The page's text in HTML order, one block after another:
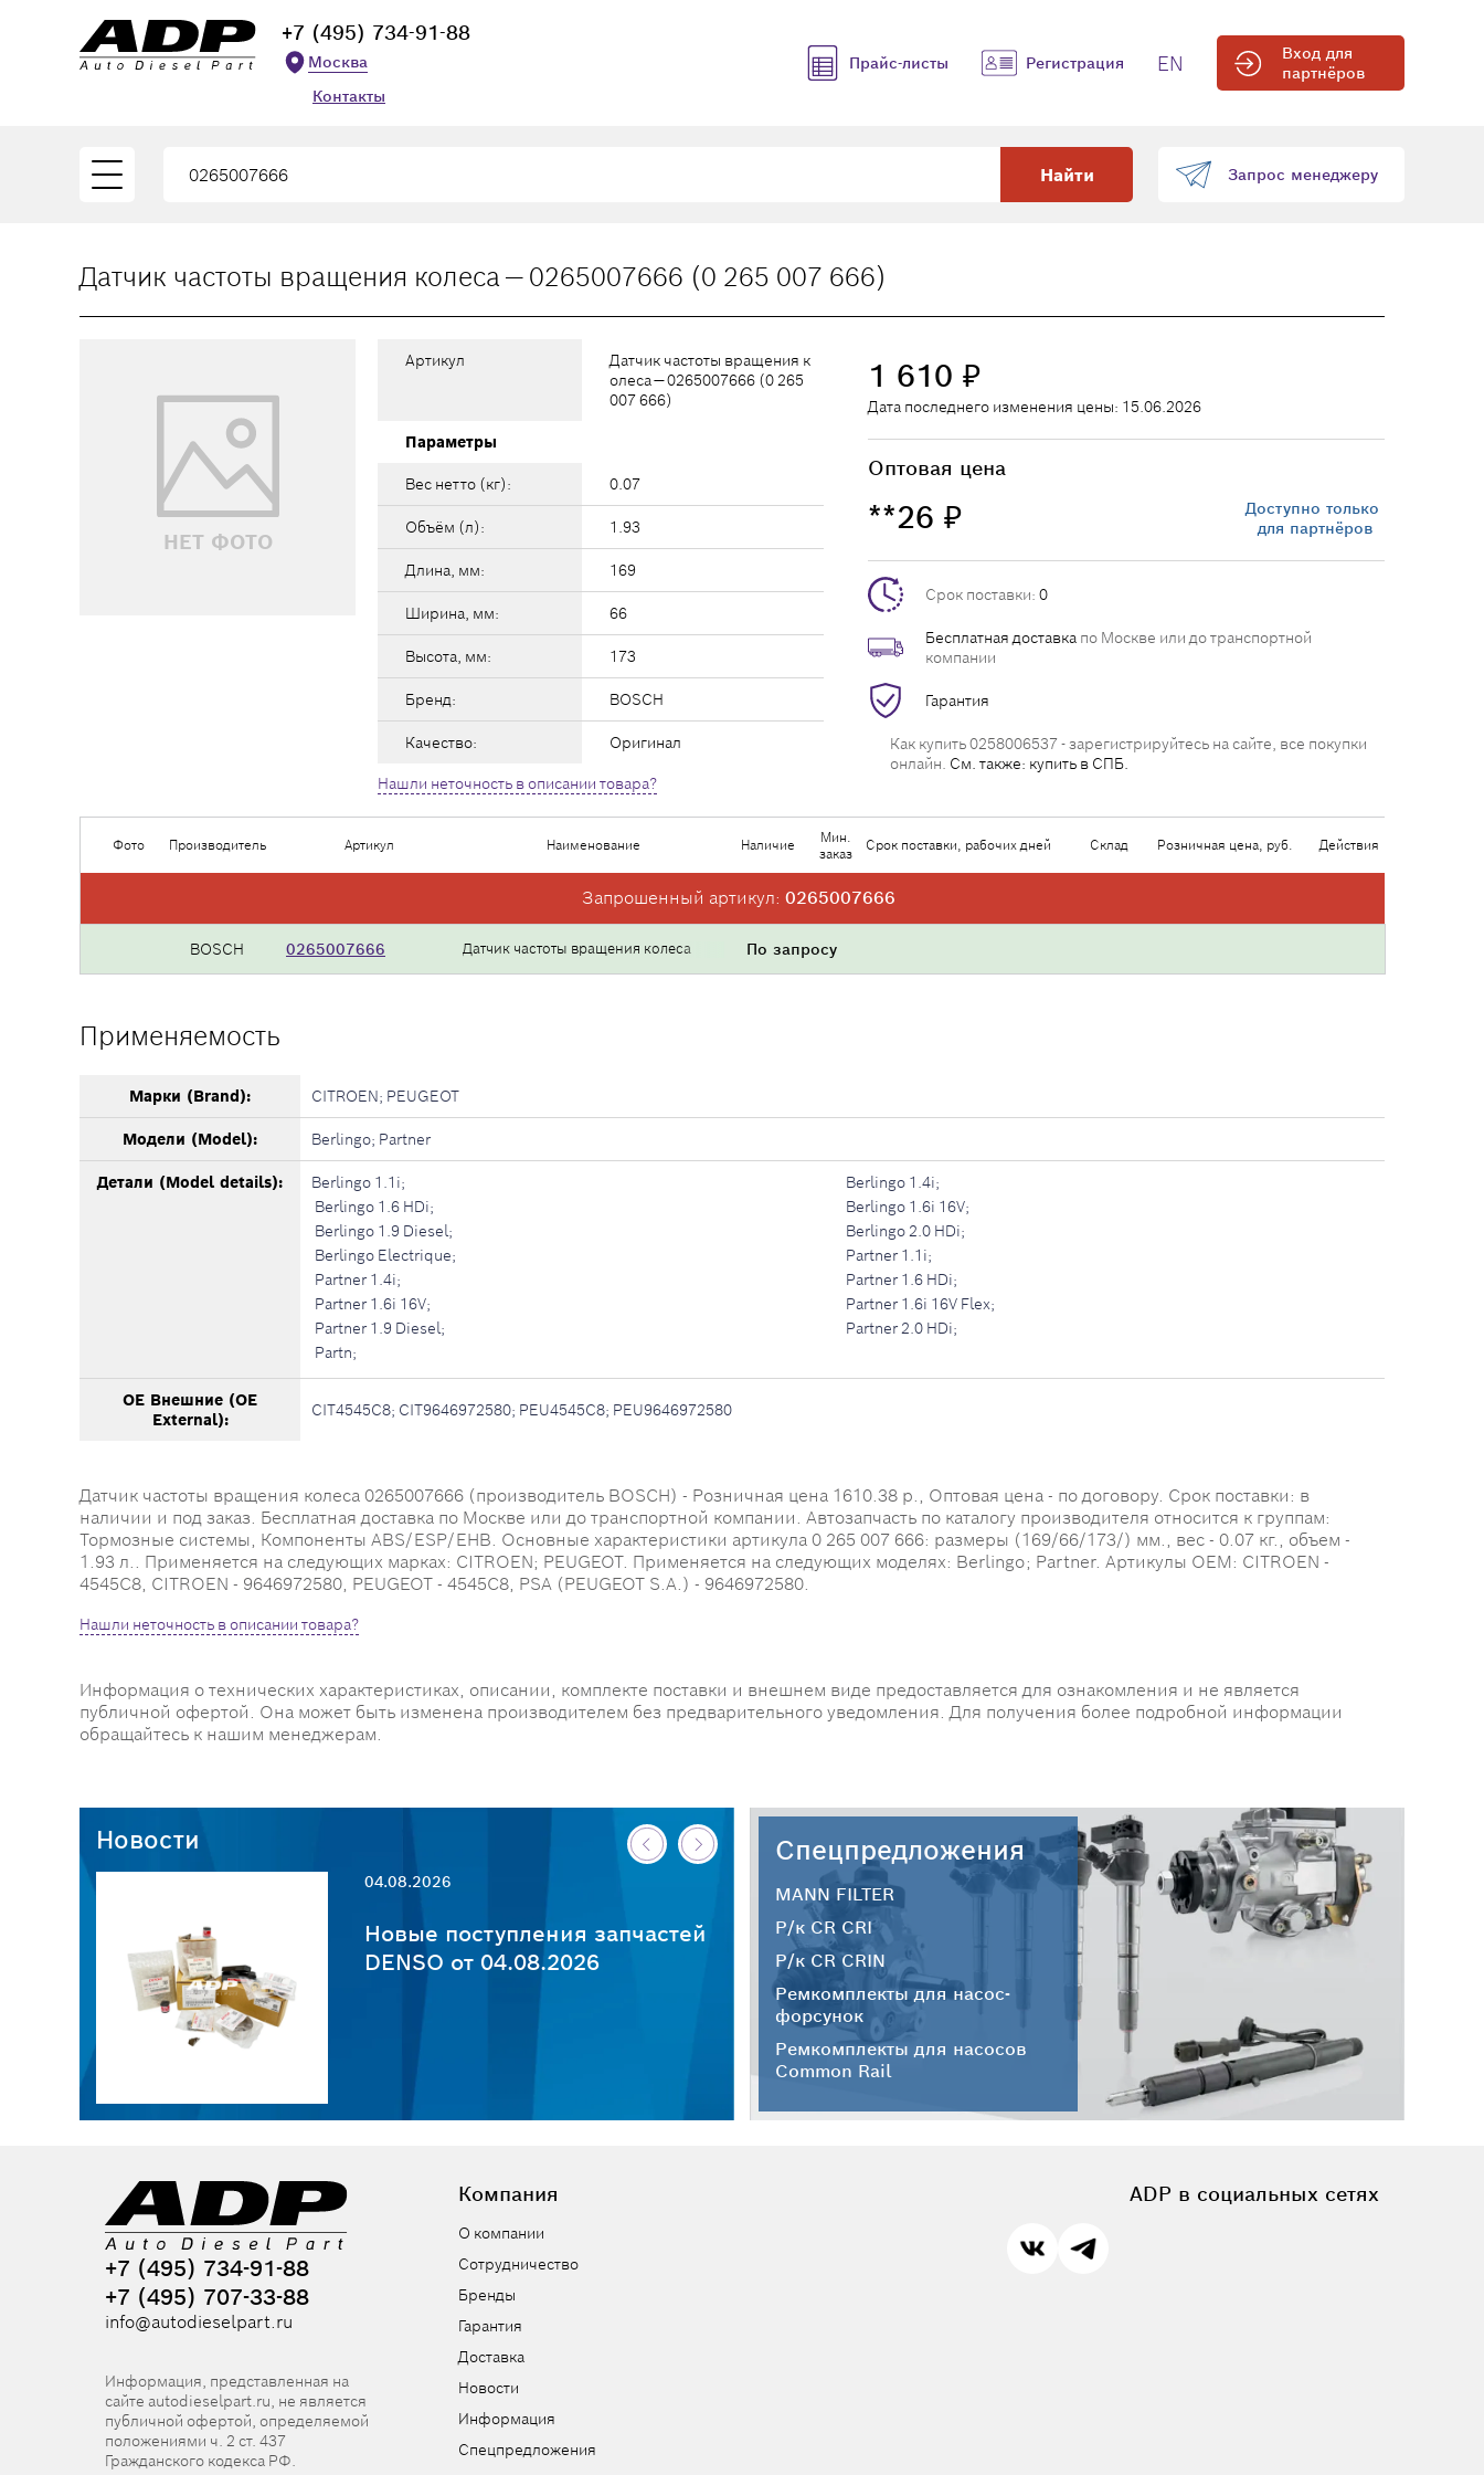
+7 (495) 734-91-88
Москва
Контакты
Прайс-листы Регистрация EN
Вход для
партнёров
Найти Запрос менеджеру
Датчик частоты вращения колеса — 0265007666 (0 265 007 666)
НЕТ ФОТО
Артикул
Датчик частоты вращения к
олеса — 0265007666 (0 265
007 666)
Параметры
Вес нетто (кг): 0.07
Объём (л): 1.93
Длина, мм: 169
Ширина, мм: 66
Высота, мм: 173
Бренд: BOSCH
Качество: Оригинал
Нашли неточность в описании товара?
1 610 ₽
Дата последнего изменения цены: 15.06.2026
Оптовая цена
**26 ₽
Доступно только
для партнёров
Срок поставки: 0
Бесплатная доставка по Москве или до транспортной
компании
Гарантия
Как купить 0258006537 - зарегистрируйтесь на сайте, все покупки
онлайн. См. также: купить в СПБ.
Фото Производитель Артикул Наименование Наличие
Мин.
заказ
Срок поставки, рабочих дней Склад Розничная цена, руб. Действия
Запрошенный артикул: 0265007666
BOSCH 0265007666 Датчик частоты вращения колеса По запросу
Применяемость
Марки (Brand): CITROEN; PEUGEOT
Модели (Model): Berlingo; Partner
Детали (Model details): Berlingo 1.1i;
Berlingo 1.4i;
Berlingo 1.6 HDi;
Berlingo 1.6i 16V;
Berlingo 1.9 Diesel;
Berlingo 2.0 HDi;
Berlingo Electrique;
Partner 1.1i;
Partner 1.4i;
Partner 1.6 HDi;
Partner 1.6i 16V;
Partner 1.6i 16V Flex;
Partner 1.9 Diesel;
Partner 2.0 HDi;
Partn;
OE Внешние (OE
External):
CIT4545C8; CIT9646972580; PEU4545C8; PEU9646972580
Датчик частоты вращения колеса 0265007666 (производитель BOSCH) - Розничная цена 1610.38 р., Оптовая цена - по договору. Срок поставки: в
наличии и под заказ. Бесплатная доставка по Москве или до транспортной компании. Автозапчасть по каталогу производителя относится к группам:
Тормозные системы, Компоненты ABS/ESP/EHB. Основные характеристики артикула 0 265 007 666: размеры (169/66/173/) мм., вес - 0.07 кг., объем -
1.93 л.. Применяется на следующих марках: CITROEN; PEUGEOT. Применяется на следующих моделях: Berlingo; Partner. Артикулы OEM: CITROEN -
4545C8, CITROEN - 9646972580, PEUGEOT - 4545C8, PSA (PEUGEOT S.A.) - 9646972580.
Нашли неточность в описании товара?
Информация о технических характеристиках, описании, комплекте поставки и внешнем виде предоставляется для ознакомления и не является
публичной офертой. Она может быть изменена производителем без предварительного уведомления. Для получения более подробной информации
обращайтесь к нашим менеджерам.
Новости
04.08.2026
Новые поступления запчастей
DENSO от 04.08.2026
30.07.2026
Новые поступления запчастей
HC-CARGO от 30.07.2026
Спецпредложения
MANN FILTER
Р/к CR CRI
Р/к CR CRIN
Ремкомплекты для насос-
форсунок
Ремкомплекты для насосов
Common Rail
+7 (495) 734-91-88
+7 (495) 707-33-88
info@autodieselpart.ru
Информация, представленная на
сайте autodieselpart.ru, не является
публичной офертой, определяемой
положениями ч. 2 ст. 437
Гражданского кодекса РФ.
Компания
О компании
Сотрудничество
Бренды
Гарантия
Доставка
Новости
Информация
Спецпредложения
ADP в социальных сетях